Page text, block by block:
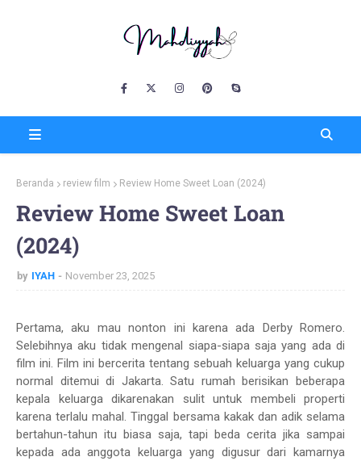
Beranda review film Review Home Sweet Loan (2024)
Review Home Sweet Loan
(2024)
by IYAH November 23, 2025
Pertama, aku mau nonton ini karena ada Derby Romero.
Selebihnya aku tidak mengenal siapa-siapa saja yang ada di
film ini. Film ini bercerita tentang sebuah keluarga yang cukup
normal ditemui di Jakarta. Satu rumah berisikan beberapa
kepala keluarga dikarenakan sulit untuk membeli properti
karena terlalu mahal. Tinggal bersama kakak dan adik selama
bertahun-tahun itu biasa saja, tapi beda cerita jika sampai
kepada ada anggota keluarga yang digusur dari kamarnya